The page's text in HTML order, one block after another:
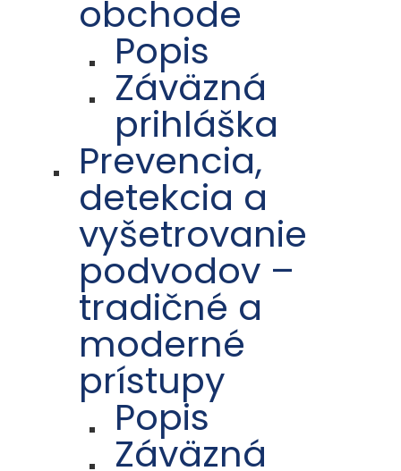
obchode
Popis
Záväzná
prihláška
Prevencia,
detekcia a
vyšetrovanie
podvodov –
tradičné a
moderné
prístupy
Popis
Záväzná